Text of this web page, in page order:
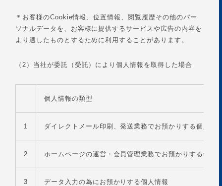
＊お客様のCookie情報、位置情報、閲覧履歴その他のパー
ソナルデータを、お客様に提供するサービスや広告の内容を
より適したものとするために利用することがあります。
（2）当社が委託（受託）により個人情報を取得した場合
個人情報の類型
1 ダイレクトメール印刷、発送業務でお預かりする個人情
2 ホームページの運営・会員管理業務でお預かりする個人
3 データ入力の為にお預かりする個人情報